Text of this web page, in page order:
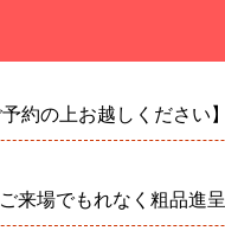
約の上お越しください】
来場でもれなく粗品進呈